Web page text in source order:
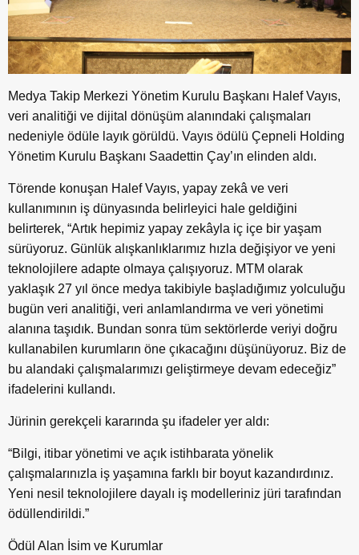
Medya Takip Merkezi Yönetim Kurulu Başkanı Halef Vayıs,
veri analitiği ve dijital dönüşüm alanındaki çalışmaları
nedeniyle ödüle layık görüldü. Vayıs ödülü Çepneli Holding
Yönetim Kurulu Başkanı Saadettin Çay’ın elinden aldı.
Törende konuşan Halef Vayıs, yapay zekâ ve veri
kullanımının iş dünyasında belirleyici hale geldiğini
belirterek, “Artık hepimiz yapay zekâyla iç içe bir yaşam
sürüyoruz. Günlük alışkanlıklarımız hızla değişiyor ve yeni
teknolojilere adapte olmaya çalışıyoruz. MTM olarak
yaklaşık 27 yıl önce medya takibiyle başladığımız yolculuğu
bugün veri analitiği, veri anlamlandırma ve veri yönetimi
alanına taşıdık. Bundan sonra tüm sektörlerde veriyi doğru
kullanabilen kurumların öne çıkacağını düşünüyoruz. Biz de
bu alandaki çalışmalarımızı geliştirmeye devam edeceğiz”
ifadelerini kullandı.
Jürinin gerekçeli kararında şu ifadeler yer aldı:
“Bilgi, itibar yönetimi ve açık istihbarata yönelik
çalışmalarınızla iş yaşamına farklı bir boyut kazandırdınız.
Yeni nesil teknolojilere dayalı iş modelleriniz jüri tarafından
ödüllendirildi.”
Ödül Alan İsim ve Kurumlar